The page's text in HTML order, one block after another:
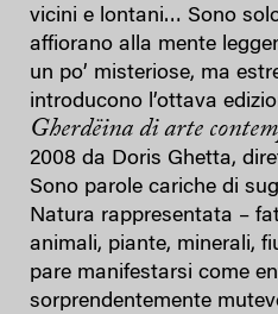
vicini e lontani… Sono
affiorano alla mente
un po’ misteriose, ma
introducono l’ottava
Gherdëina di arte
2008 da Doris Ghetta,
Sono parole cariche di
Natura rappresentata –
animali, piante, minerali,
pare manifestarsi come
sorprendentemente